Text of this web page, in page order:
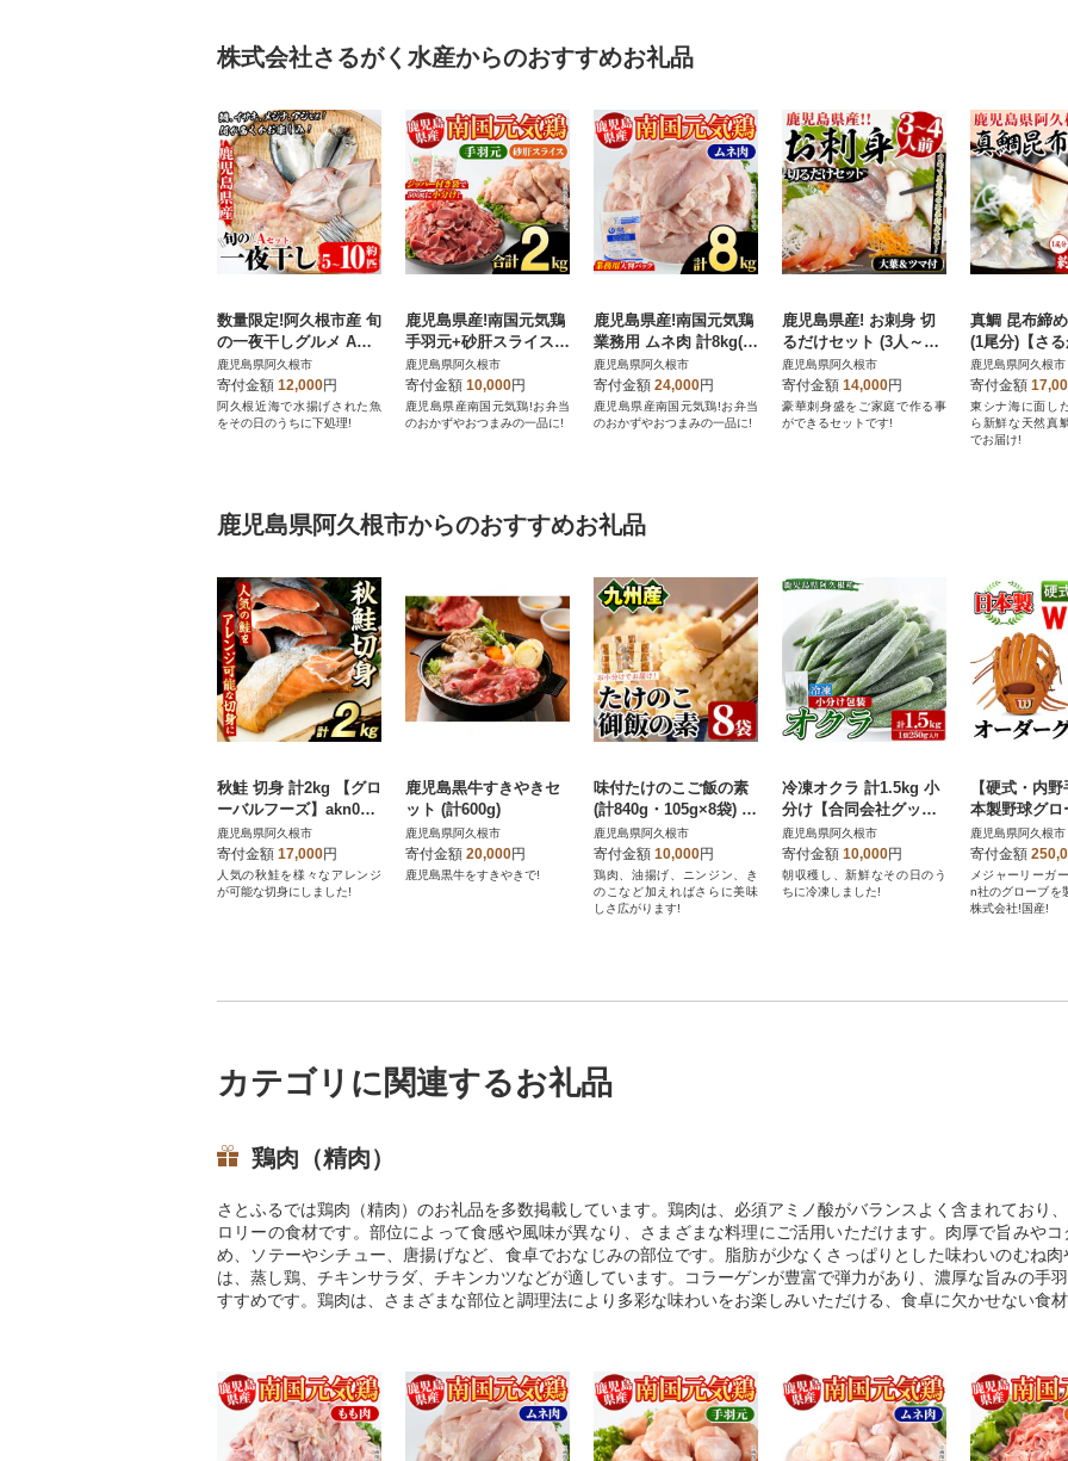
株式会社さるがく水産からのおすすめお礼品
数量限定!阿久根市産 旬
の一夜干しグルメ Aセ
ット【さるがく水産】a
kn028-06
鹿児島県阿久根市
寄付金額 12,000円
阿久根近海で水揚げされた魚
をその日のうちに下処理!
鹿児島県産!南国元気鶏
手羽元+砂肝スライスセ
ット 計2kg【さるがく
水産】akn028-04
鹿児島県阿久根市
寄付金額 10,000円
鹿児島県産南国元気鶏!お弁当
のおかずやおつまみの一品に!
鹿児島県産!南国元気鶏
業務用 ムネ肉 計8kg(2
kg×4P)【さるがく水
産】akn028-15
鹿児島県阿久根市
寄付金額 24,000円
鹿児島県産南国元気鶏!お弁当
のおかずやおつまみの一品に!
鹿児島県産! お刺身 切
るだけセット (3人～4
人前) 【さるがく水産】
akn028-05
鹿児島県阿久根市
寄付金額 14,000円
豪華刺身盛をご家庭で作る事
ができるセットです!
真鯛 昆布締
(1尾分)【さ
産】akn028-
鹿児島県阿久根市
寄付金額
東シナ海に面し
ら新鮮な天然真
でお届け!
鹿児島県阿久根市からのおすすめお礼品
秋鮭 切身 計2kg 【グロ
ーバルフーズ】akn061-
10
鹿児島県阿久根市
寄付金額 17,000円
人気の秋鮭を様々なアレンジ
が可能な切身にしました!
鹿児島黒牛すきやきセ
ット (計600g)
鹿児島県阿久根市
寄付金額 20,000円
鹿児島黒牛をすきやきで!
味付たけのこご飯の素
(計840g・105g×8袋) 九
州産 筍【上野食品】a-
12-191-z
鹿児島県阿久根市
寄付金額 10,000円
鶏肉、油揚げ、ニンジン、き
のこなど加えればさらに美味
しさ広がります!
冷凍オクラ 計1.5kg 小
分け【合同会社グッド
フィールド】
鹿児島県阿久根市
寄付金額 10,000円
朝収穫し、新鮮なその日のう
ちに冷凍しました!
【硬式・内
本製野球グ
on硬式オー
ブ(1個) a-
鹿児島県阿久根市
寄付金額
メジャーリーガ
n社のグローブを
株式会社!国産!
カテゴリに関連するお礼品
鶏肉（精肉）
さとふるでは鶏肉（精肉）のお礼品を多数掲載しています。鶏肉は、必須アミノ酸がバランスよく含まれており
ロリーの食材です。部位によって食感や風味が異なり、さまざまな料理にご活用いただけます。肉厚で旨みや
め、ソテーやシチュー、唐揚げなど、食卓でおなじみの部位です。脂肪が少なくさっぱりとした味わいのむね
は、蒸し鶏、チキンサラダ、チキンカツなどが適しています。コラーゲンが豊富で弾力があり、濃厚な旨みの手
すすめです。鶏肉は、さまざまな部位と調理法により多彩な味わいをお楽しみいただける、食卓に欠かせない食